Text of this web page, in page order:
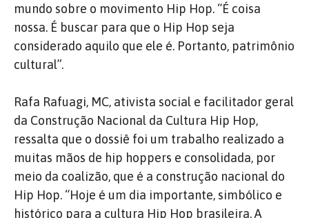
mundo sobre o movimento Hip Hop. “É coisa
nossa. É buscar para que o Hip Hop seja
considerado aquilo que ele é. Portanto, patrimônio
cultural”.
Rafa Rafuagi, MC, ativista social e facilitador geral
da Construção Nacional da Cultura Hip Hop,
ressalta que o dossiê foi um trabalho realizado a
muitas mãos de hip hoppers e consolidada, por
meio da coalizão, que é a construção nacional do
Hip Hop. “Hoje é um dia importante, simbólico e
histórico para a cultura Hip Hop brasileira.A